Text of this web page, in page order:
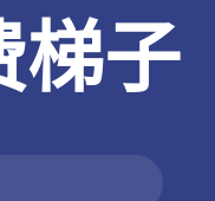
梯子